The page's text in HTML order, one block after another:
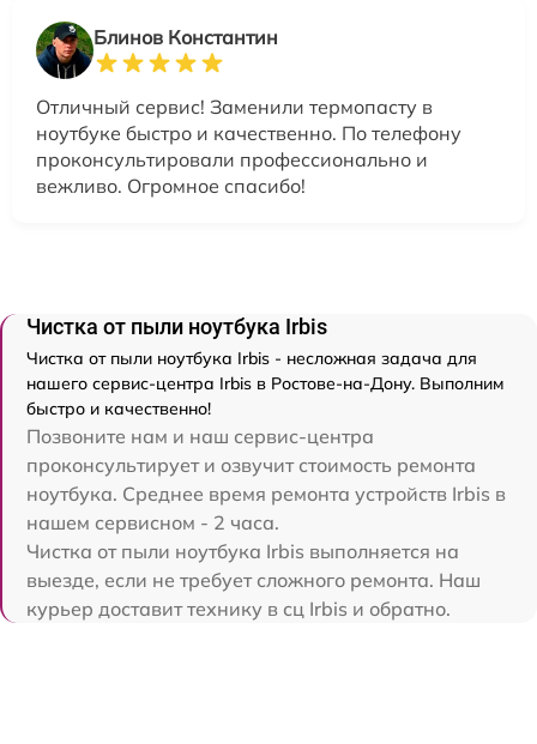
Блинов Константин
Отличный сервис! Заменили термопасту в
ноутбуке быстро и качественно. По телефону
проконсультировали профессионально и
вежливо. Огромное спасибо!
Чистка от пыли ноутбука Irbis
Чистка от пыли ноутбука Irbis - несложная задача для
нашего сервис-центра Irbis в Ростове-на-Дону. Выполним
быстро и качественно!
Позвоните нам и наш сервис-центра
проконсультирует и озвучит стоимость ремонта
ноутбука. Среднее время ремонта устройств Irbis в
нашем сервисном - 2 часа.
Чистка от пыли ноутбука Irbis выполняется на
выезде, если не требует сложного ремонта. Наш
курьер доставит технику в сц Irbis и обратно.